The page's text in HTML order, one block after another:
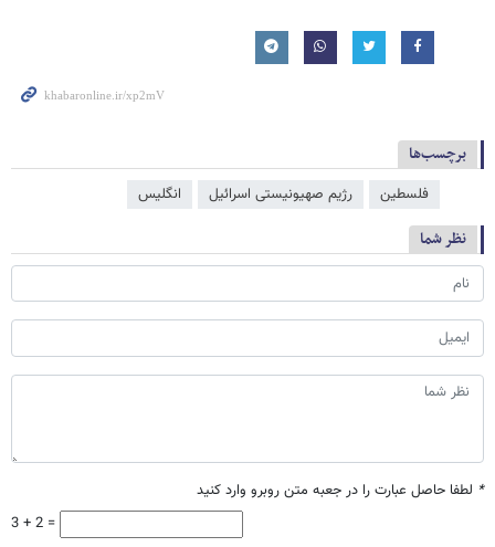
برچسب‌ها
فلسطین رژیم صهیونیستی اسرائیل انگلیس
نظر شما
* لطفا حاصل عبارت را در جعبه متن روبرو وارد کنید
3 + 2 =